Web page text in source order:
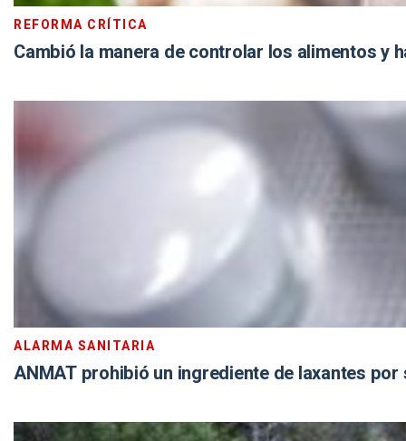
REFORMA CRÍTICA
Cambió la manera de controlar los alimentos y
ALARMA SANITARIA
ANMAT prohibió un ingrediente de laxantes